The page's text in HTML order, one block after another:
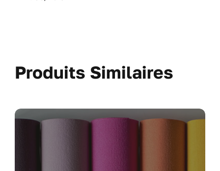
Produits Similaires